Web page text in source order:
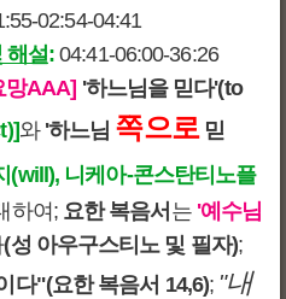
02:54-04:41
해설: 04:41-06:00-36:26
망AAA] '하느님을 믿다'(to
와 '하느님 쪽으로믿
(will), 니케아-콘스탄티노플
하여; 요한 복음서 는 '예수님
(성 아우구스티노 및 필자);
다"(요한 복음서 14,6); "내